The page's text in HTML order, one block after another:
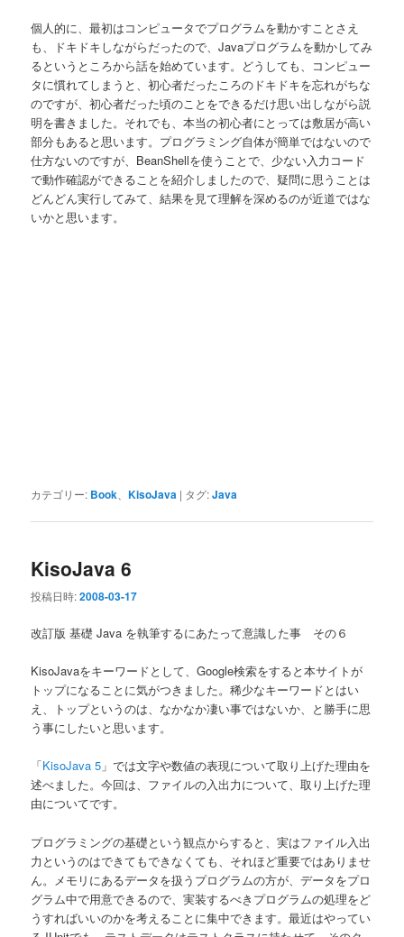
個人的に、最初はコンピュータでプログラムを動かすことさえ
も、ドキドキしながらだったので、Javaプログラムを動かしてみ
るというところから話を始めています。どうしても、コンピュー
タに慣れてしまうと、初心者だったころのドキドキを忘れがちな
のですが、初心者だった頃のことをできるだけ思い出しながら説
明を書きました。それでも、本当の初心者にとっては敷居が高い
部分もあると思います。プログラミング自体が簡単ではないので
仕方ないのですが、BeanShellを使うことで、少ない入力コード
で動作確認ができることを紹介しましたので、疑問に思うことは
どんどん実行してみて、結果を見て理解を深めるのが近道ではな
いかと思います。
カテゴリー: Book 、KisoJava | タグ:Java
KisoJava 6
投稿日時:2008-03-17
改訂版 基礎 Java を執筆するにあたって意識した事 その６
KisoJavaをキーワードとして、Google検索をすると本サイトが
トップになることに気がつきました。稀少なキーワードとはい
え、トップというのは、なかなか凄い事ではないか、と勝手に思
う事にしたいと思います。
「KisoJava 5 」では文字や数値の表現について取り上げた理由を
述べました。今回は、ファイルの入出力について、取り上げた理
由についてです。
プログラミングの基礎という観点からすると、実はファイル入出
力というのはできてもできなくても、それほど重要ではありませ
ん。メモリにあるデータを扱うプログラムの方が、データをプロ
グラム中で用意できるので、実装するべきプログラムの処理をど
うすればいいのかを考えることに集中できます。最近はやってい